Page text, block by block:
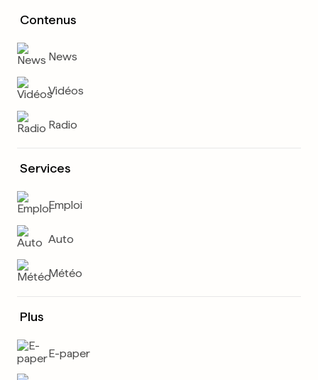
Contenus
News
Vidéos
Radio
Services
Emploi
Auto
Météo
Plus
E-paper